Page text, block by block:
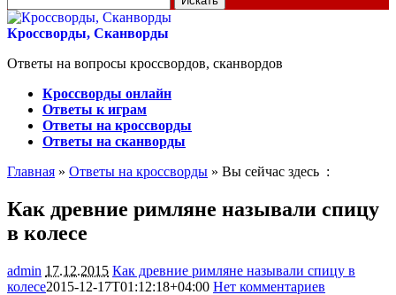
для:
Кроссворды, Сканворды
Ответы на вопросы кроссвордов, сканвордов
Кроссворды онлайн
Ответы к играм
Ответы на кроссворды
Ответы на сканворды
Главная » Ответы на кроссворды » Вы сейчас здесь :
Как древние римляне называли спицу
в колесе
admin 17.12.2015 Как древние римляне называли спицу в
колесе2015-12-17T01:12:18+04:00 Нет комментариев